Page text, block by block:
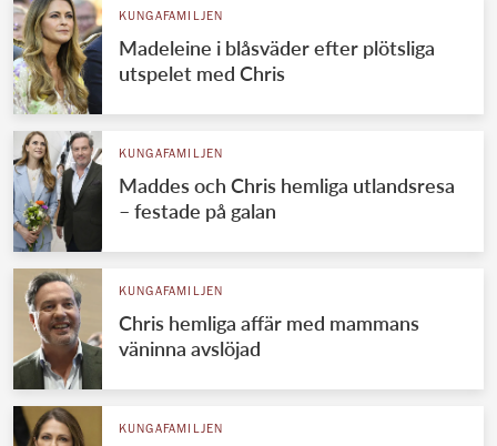
VÄRLDENS KUNGAHUS
Svenska kungahuset
Brittiska kungahuset
Danska kungahuset
Jordanska kungahuset
Luxemburgska storhertighuset
Japanska kejsarhuset
Thailändska kungahuset
REDAKTION
KUNGAFAMILJEN
Madeleine i blåsväder efter plötsliga
utspelet med Chris
KUNGAFAMILJEN
Maddes och Chris hemliga utlandsresa
– festade på galan
KUNGAFAMILJEN
Chris hemliga affär med mammans
väninna avslöjad
KUNGAFAMILJEN